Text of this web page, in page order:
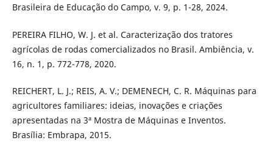
Brasileira de Educação do Campo, v. 9, p. 1-28, 2024.
PEREIRA FILHO, W. J. et al. Caracterização dos tratores
agrícolas de rodas comercializados no Brasil. Ambiência, v.
16, n. 1, p. 772-778, 2020.
REICHERT, L. J.; REIS, A. V.; DEMENECH, C. R. Máquinas para
agricultores familiares: ideias, inovações e criações
apresentadas na 3ª Mostra de Máquinas e Inventos.
Brasília: Embrapa, 2015.